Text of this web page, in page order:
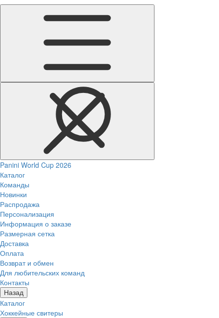
Panini World Cup 2026
Каталог
Команды
Новинки
Распродажа
Персонализация
Информация о заказе
Размерная сетка
Доставка
Оплата
Возврат и обмен
Для любительских команд
Контакты
Назад
Каталог
Хоккейные свитеры